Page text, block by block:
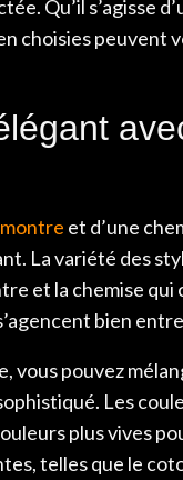
Qu’il s’agisse
choisies peuvent
montre et d’une
La variété des
et la chemise
bien
vous pouvez
Les
plus vives
telles que le